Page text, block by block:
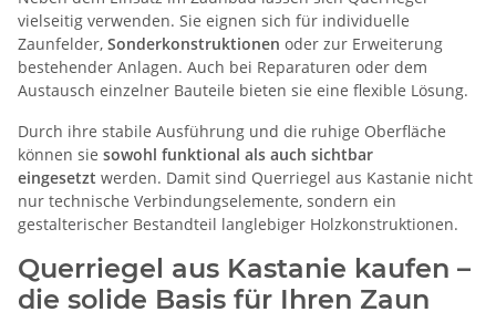
vielseitig verwenden. Sie eignen sich für individuelle
Zaunfelder, Sonderkonstruktionen oder zur Erweiterung
bestehender Anlagen. Auch bei Reparaturen oder dem
Austausch einzelner Bauteile bieten sie eine flexible Lösung.
Durch ihre stabile Ausführung und die ruhige Oberfläche
können sie sowohl funktional als auch sichtbar
eingesetzt werden. Damit sind Querriegel aus Kastanie nicht
nur technische Verbindungselemente, sondern ein
gestalterischer Bestandteil langlebiger Holzkonstruktionen.
Querriegel aus Kastanie kaufen –
die solide Basis für Ihren Zaun